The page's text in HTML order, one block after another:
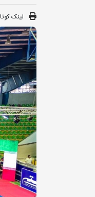
لینک